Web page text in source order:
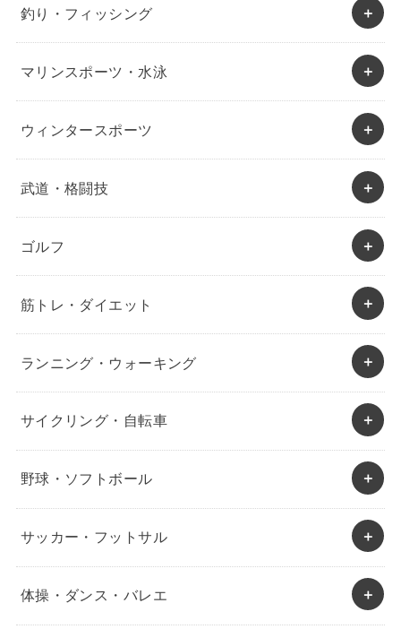
釣り・フィッシング
マリンスポーツ・水泳
ウィンタースポーツ
武道・格闘技
ゴルフ
筋トレ・ダイエット
ランニング・ウォーキング
サイクリング・自転車
野球・ソフトボール
サッカー・フットサル
体操・ダンス・バレエ